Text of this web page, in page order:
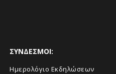
ΣΥΝΔΕΣΜΟΙ:
Ημερολόγιο Εκδηλώσεων